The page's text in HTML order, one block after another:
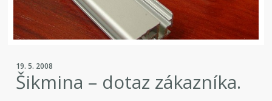
19. 5. 2008
Šikmina – dotaz zákazníka.